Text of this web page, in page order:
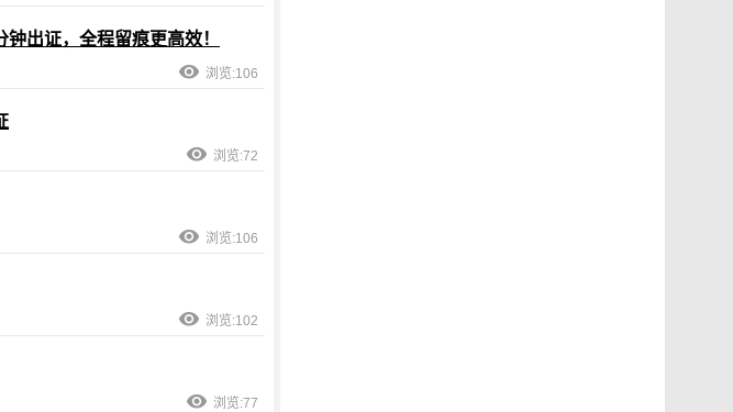
出证，全程留痕更高效！
浏览:106
浏览:72
浏览:106
浏览:102
浏览:77